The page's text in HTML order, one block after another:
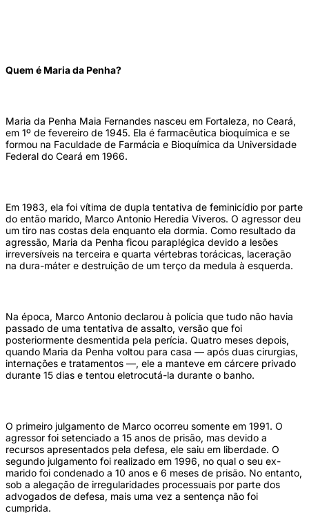
Quem é Maria da Penha?
Maria da Penha Maia Fernandes nasceu em Fortaleza, no Ceará,
em 1º de fevereiro de 1945. Ela é farmacêutica bioquímica e se
formou na Faculdade de Farmácia e Bioquímica da Universidade
Federal do Ceará em 1966.
Em 1983, ela foi vítima de dupla tentativa de feminicídio por parte
do então marido, Marco Antonio Heredia Viveros. O agressor deu
um tiro nas costas dela enquanto ela dormia. Como resultado da
agressão, Maria da Penha ficou paraplégica devido a lesões
irreversíveis na terceira e quarta vértebras torácicas, laceração
na dura-máter e destruição de um terço da medula à esquerda.
Na época, Marco Antonio declarou à polícia que tudo não havia
passado de uma tentativa de assalto, versão que foi
posteriormente desmentida pela perícia. Quatro meses depois,
quando Maria da Penha voltou para casa — após duas cirurgias,
internações e tratamentos —, ele a manteve em cárcere privado
durante 15 dias e tentou eletrocutá-la durante o banho.
O primeiro julgamento de Marco ocorreu somente em 1991. O
agressor foi setenciado a 15 anos de prisão, mas devido a
recursos apresentados pela defesa, ele saiu em liberdade. O
segundo julgamento foi realizado em 1996, no qual o seu ex-
marido foi condenado a 10 anos e 6 meses de prisão. No entanto,
sob a alegação de irregularidades processuais por parte dos
advogados de defesa, mais uma vez a sentença não foi
cumprida.